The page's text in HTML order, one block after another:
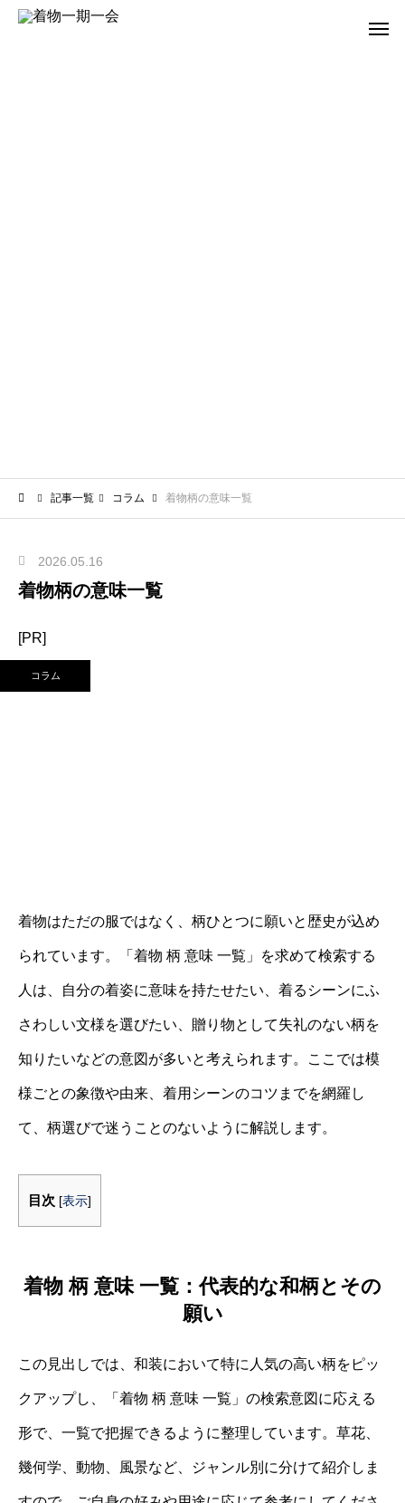
記事一覧 コラム 着物柄の意味一覧
2026.05.16
着物柄の意味一覧
[PR]
コラム
着物はただの服ではなく、柄ひとつに願いと歴史が込め
られています。「着物 柄 意味 一覧」を求めて検索する
人は、自分の着姿に意味を持たせたい、着るシーンにふ
さわしい文様を選びたい、贈り物として失礼のない柄を
知りたいなどの意図が多いと考えられます。ここでは模
様ごとの象徴や由来、着用シーンのコツまでを網羅し
て、柄選びで迷うことのないように解説します。
目次 [表示]
着物 柄 意味 一覧：代表的な和柄とその
願い
この見出しでは、和装において特に人気の高い柄をピッ
クアップし、「着物 柄 意味 一覧」の検索意図に応える
形で、一覧で把握できるように整理しています。草花、
幾何学、動物、風景など、ジャンル別に分けて紹介しま